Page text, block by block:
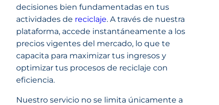
decisiones bien fundamentadas en tus
actividades de reciclaje. A través de nuestra
plataforma, accede instantáneamente a los
precios vigentes del mercado, lo que te
capacita para maximizar tus ingresos y
optimizar tus procesos de reciclaje con
eficiencia.
Nuestro servicio no se limita únicamente a